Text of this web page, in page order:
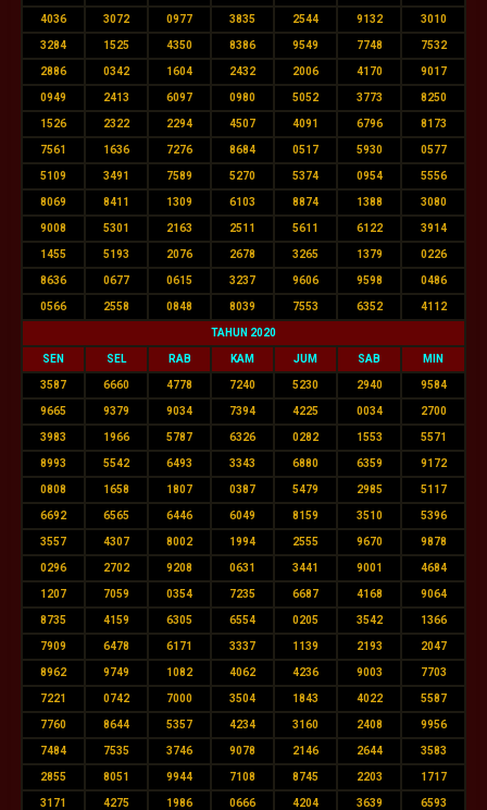
4036 3072 0977 3835 2544 9132 3010
3284 1525 4350 8386 9549 7748 7532
2886 0342 1604 2432 2006 4170 9017
0949 2413 6097 0980 5052 3773 8250
1526 2322 2294 4507 4091 6796 8173
7561 1636 7276 8684 0517 5930 0577
5109 3491 7589 5270 5374 0954 5556
8069 8411 1309 6103 8874 1388 3080
9008 5301 2163 2511 5611 6122 3914
1455 5193 2076 2678 3265 1379 0226
8636 0677 0615 3237 9606 9598 0486
0566 2558 0848 8039 7553 6352 4112
TAHUN 2020
SEN SEL RAB KAM JUM SAB MIN
3587 6660 4778 7240 5230 2940 9584
9665 9379 9034 7394 4225 0034 2700
3983 1966 5787 6326 0282 1553 5571
8993 5542 6493 3343 6880 6359 9172
0808 1658 1807 0387 5479 2985 5117
6692 6565 6446 6049 8159 3510 5396
3557 4307 8002 1994 2555 9670 9878
0296 2702 9208 0631 3441 9001 4684
1207 7059 0354 7235 6687 4168 9064
8735 4159 6305 6554 0205 3542 1366
7909 6478 6171 3337 1139 2193 2047
8962 9749 1082 4062 4236 9003 7703
7221 0742 7000 3504 1843 4022 5587
7760 8644 5357 4234 3160 2408 9956
7484 7535 3746 9078 2146 2644 3583
2855 8051 9944 7108 8745 2203 1717
3171 4275 1986 0666 4204 3639 6593